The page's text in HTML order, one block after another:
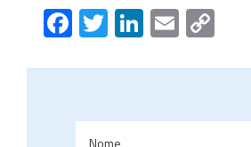
Facebook
Twitter
LinkedIn
Email